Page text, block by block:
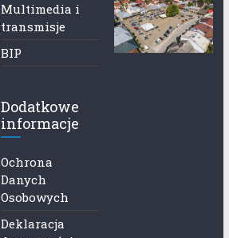
Multimedia i
transmisje
BIP
Dodatkowe
informacje
Ochrona
Danych
Osobowych
Deklaracja